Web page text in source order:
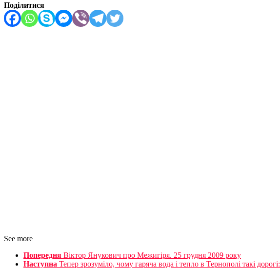
Поділитися
See more
Попередня Віктор Янукович про Межигіря. 25 грудня 2009 року
Наступна Тепер зрозуміло, чому гаряча вода і тепло в Тернополі такі